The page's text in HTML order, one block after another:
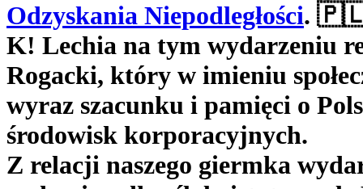
Odzyskania Niepodległości.
K! Lechia na tym wydarzeniu
Rogacki, który w imieniu
wyraz szacunku i pamięci o
środowisk korporacyjnych.
Z relacji naszego giermka